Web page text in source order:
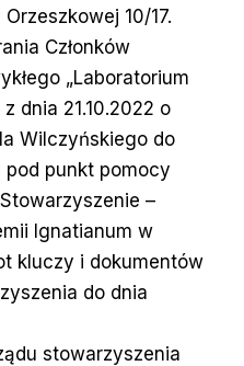
10/17.
Członków
„Laboratorium
z dnia 21.10.2022 o
Wilczyńskiego do
punkt pomocy
–
Ignatianum w
kluczy i dokumentów
do dnia
stowarzyszenia